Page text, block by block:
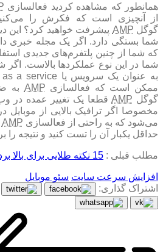
همانطور که مشاهده کردید فعالسازی
از آنچیزی است که فکرش را می‌کنید.
گوگل AMPپیشرفت خواهید کرد؟ این
شما بستگی دارد. اگر یک مجله خبری
که شما از چنین پلتفرم‌های جدیدی
به عنوان یک سرویس یاas a service
ممکن است که فعالسازی AMPبه
گوگلAMP قطعا یک تغییر عمده در
مخصوصا اگر ترافیک بالایی از موبایل
می‌شود که به راحتی از فعالسازیAMP
حداقل یکبار آن را تست کنید و نتیجه را
مطلب قبلی : 15 نکته طلایی برای بالا بردن سرعت وب سایت
افزایش سرعت سایت سئو موبایل
اشتراک گذاری: